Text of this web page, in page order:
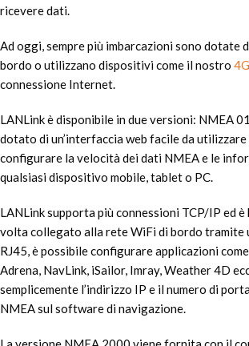
ricevere dati.
Ad oggi, sempre più imbarcazioni sono dotate
bordo o utilizzano dispositivi come il nostro
connessione Internet.
LANLink è disponibile in due versioni: NMEA
dotato di un’interfaccia web facile da utilizzare
configurare la velocità dei dati NMEA e le
qualsiasi dispositivo mobile, tablet o PC.
LANLink supporta più connessioni TCP/IP ed
volta collegato alla rete WiFi di bordo tramite
RJ45, è possibile configurare applicazioni
Adrena, NavLink, iSailor, Imray, Weather 4D
semplicemente l’indirizzo IP e il numero di
NMEA sul software di navigazione.